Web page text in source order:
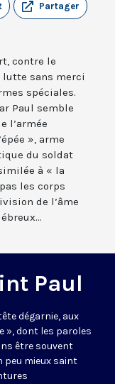
Partager
contre le
lutte sans merci
spéciales.
Paul semble
l’armée
», arme
du soldat
à « la
les corps
de l’âme
Paul
dégarnie, aux
», dont les paroles
être souvent
peu mieux saint